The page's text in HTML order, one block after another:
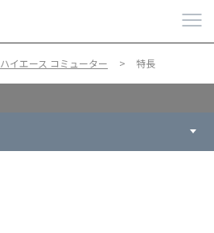
ハイエース コミューター 特長